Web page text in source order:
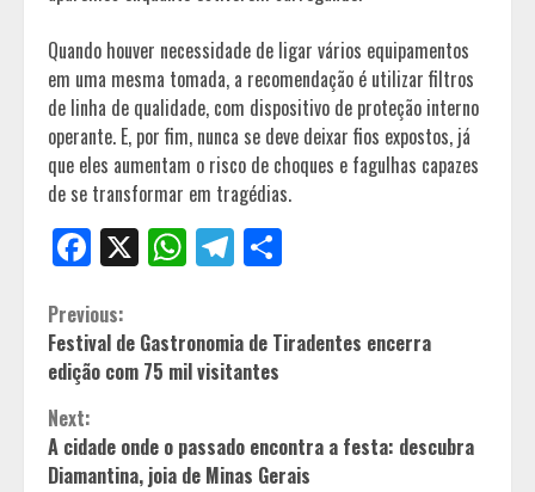
Quando houver necessidade de ligar vários equipamentos
em uma mesma tomada, a recomendação é utilizar filtros
de linha de qualidade, com dispositivo de proteção interno
operante. E, por fim, nunca se deve deixar fios expostos, já
que eles aumentam o risco de choques e fagulhas capazes
de se transformar em tragédias.
Facebook
X WhatsApp
Telegram
Continue
Reading
Previous:
Festival de Gastronomia de Tiradentes encerra
edição com 75 mil visitantes
Next:
A cidade onde o passado encontra a festa: descubra
Diamantina, joia de Minas Gerais